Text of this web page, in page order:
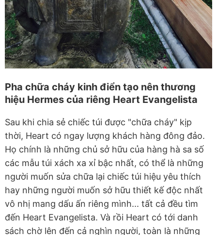
Pha chữa cháy kinh điển tạo nên thương
hiệu Hermes của riêng Heart Evangelista
Sau khi chia sẻ chiếc túi được "chữa cháy" kịp
thời, Heart có ngay lượng khách hàng đông đảo.
Họ chính là những chủ sở hữu của hàng hà sa số
các mẫu túi xách xa xỉ bậc nhất, có thể là những
người muốn sửa chữa lại chiếc túi hiệu yêu thích
hay những người muốn sở hữu thiết kế độc nhất
vô nhị mang dấu ấn riêng mình... tất cả đều tìm
đến Heart Evangelista. Và rồi Heart có tới danh
sách chờ lên đến cả nghìn người, toàn là những